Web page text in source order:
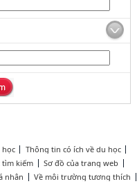
học
Thông tin có ích về du học
tìm kiếm
Sơ đồ của trang web
nhân Về môi trường tương thích